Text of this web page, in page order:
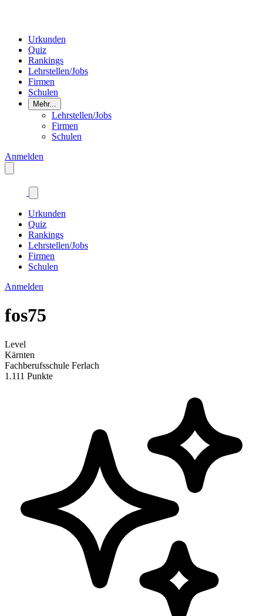
Urkunden
Quiz
Rankings
Lehrstellen/Jobs
Firmen
Schulen
Mehr...
Lehrstellen/Jobs
Firmen
Schulen
Anmelden
Urkunden
Quiz
Rankings
Lehrstellen/Jobs
Firmen
Schulen
Anmelden
fos75
Level
Kärnten
Fachberufsschule Ferlach
1.111 Punkte